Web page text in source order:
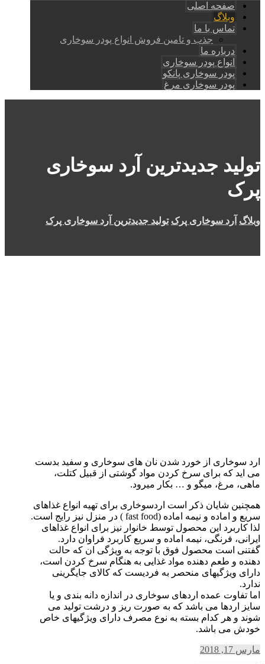
صفحه اصلی
وبلاگ
تماس با ما
جذب و تامین فروش انواع پودر سوخاری
درباره ما
انواع پودر سوخاری
پودر سوخاری پانکو
پودر سوخاری مرغ
تولید جدیدترین آرد سوخاری
پرک
وبلاگ آرد سوخاری پرک تولید جدیدترین آرد سوخاری پرک
ارد سوخاری از خورد شدن نان های سوخاری و سفید بدست
می اید که برای سرخ کردن مواد گوشتی از قبیل کتلت،
ماهی، مرغ، میگو و … بکار میرود.
همچنین شایان ذکر است اردسوخاری برای تهیه انواع غذاهای
سریع و اماده و نیمه اماده (fast food ) در منزل نیز رایج است.
لذا کاربرد این محصول توسط خانوار نیز برای انواع غذاهای
ایرانی، فرنگی، نیمه اماده و سریع کاربرد فراوان دارد.
گفتنی است محصول فوق با توجه به ویژگی ان که حالت
دهنده و طعم دهنده مواد غذایی به هنگام سرخ کردن است،
دارای ویژگیهای منحصر به فردیست که کالای جایگرینی
ندارد.
اما تفاوت عمده اردهای سوخاری در اندازه دانه بندی و یا
سایز اردها می باشد که به صورت ریز و درشت تولید می
شوند و هر کدام بسته به نوع مصرف دارای ویژگیهای خاص
خودش می باشد.
مارس 17, 2018